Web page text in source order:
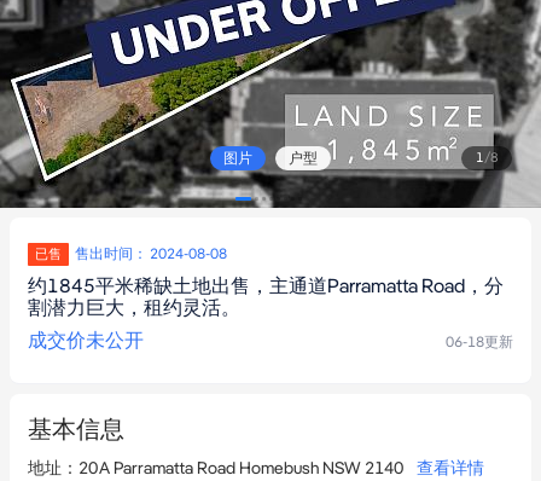
图片 户型 1/8
已售 售出时间： 2024-08-08
约1845平米稀缺土地出售，主通道Parramatta Road，分
割潜力巨大，租约灵活。
成交价未公开
06-18更新
基本信息
地址 ： 20A Parramatta Road Homebush NSW 2140 查看详情